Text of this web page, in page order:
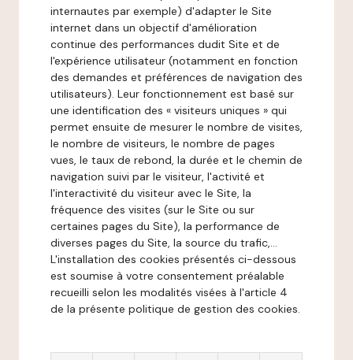
internautes par exemple) d'adapter le Site
internet dans un objectif d'amélioration
continue des performances dudit Site et de
l'expérience utilisateur (notamment en fonction
des demandes et préférences de navigation des
utilisateurs). Leur fonctionnement est basé sur
une identification des « visiteurs uniques » qui
permet ensuite de mesurer le nombre de visites,
le nombre de visiteurs, le nombre de pages
vues, le taux de rebond, la durée et le chemin de
navigation suivi par le visiteur, l'activité et
l'interactivité du visiteur avec le Site, la
fréquence des visites (sur le Site ou sur
certaines pages du Site), la performance de
diverses pages du Site, la source du trafic,...
L'installation des cookies présentés ci-dessous
est soumise à votre consentement préalable
recueilli selon les modalités visées à l'article 4
de la présente politique de gestion des cookies.